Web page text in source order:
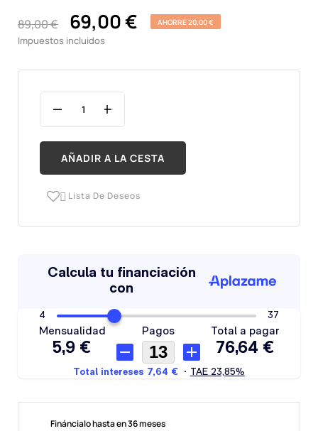
89,00 € 69,00 € AHORRE 20,00 €
Impuestos incluidos
AÑADIR A LA CESTA
 Lista De Deseos
Fináncialo hasta en 36 meses